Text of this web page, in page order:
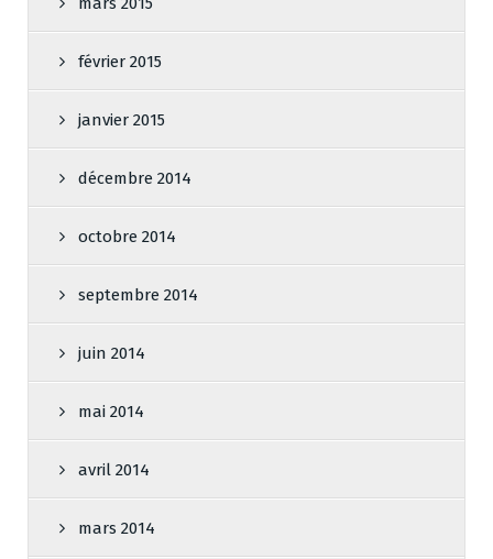
février 2015
janvier 2015
décembre 2014
octobre 2014
septembre 2014
juin 2014
mai 2014
avril 2014
mars 2014